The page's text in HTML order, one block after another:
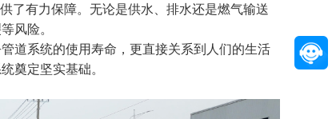
了有力保障。无论是供水、排水还是燃气输送
风险。
道系统的使用寿命，更直接关系到人们的生活
奠定坚实基础。